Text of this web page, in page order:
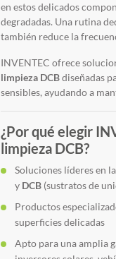
en estos delicados
degradadas. Una rutina
también reduce la
INVENTEC ofrece
limpieza DCBdiseñadas
sensibles, ayudando a
¿Por qué elegir
limpieza DCB?
Soluciones líderes en
y DCB (sustratos de
Productos
superficies delicadas
Apto para una amplia